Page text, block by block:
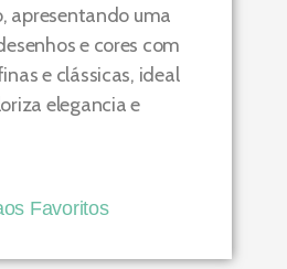
apresentando uma
e cores com
e clássicas, ideal
elegancia e
Favoritos